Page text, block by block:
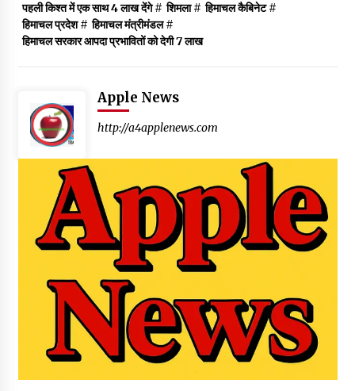
पहली किश्त में एक साथ 4 लाख देंगे# शिमला# हिमाचल कैबिनेट#
हिमाचल प्रदेश# हिमाचल मंत्रीमंडल#
हिमाचल सरकार आपदा प्रभावितों को देगी 7 लाख
Apple News
http://a4applenews.com